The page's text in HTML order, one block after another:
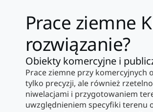
Prace ziemne
rozwiązanie?
Obiekty komercyjne i
Prace ziemne przy komercyjnych
tylko precyzji, ale również
niwelacjami i przygotowaniem
uwzględnieniem specyfiki terenu